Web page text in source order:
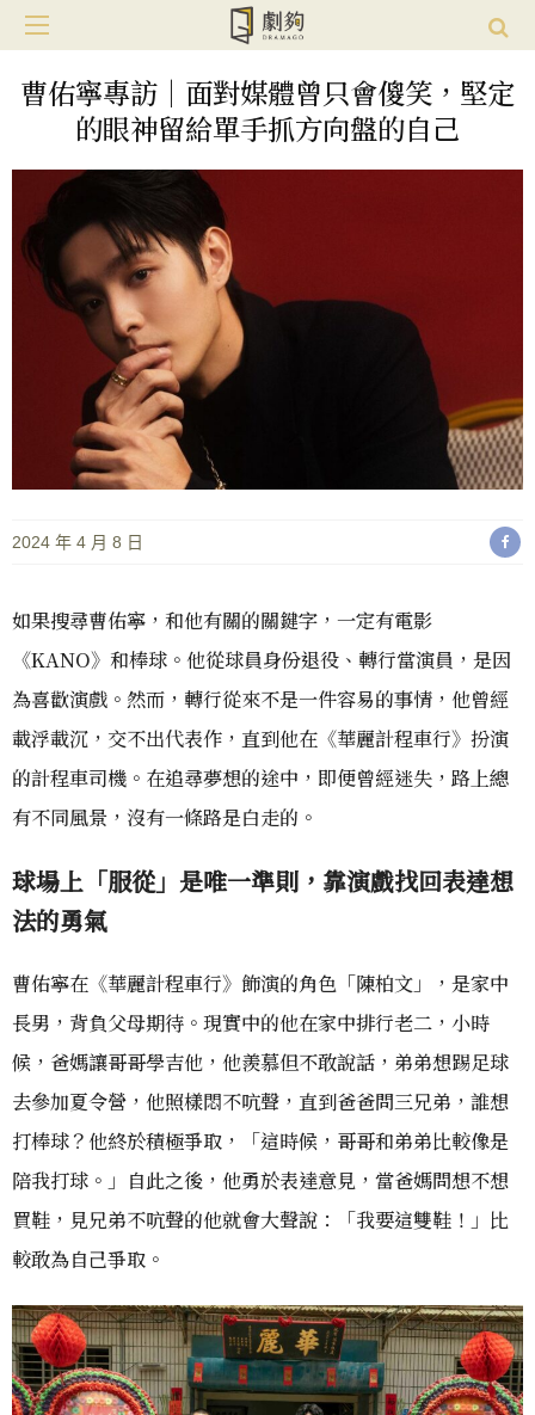
曹佑寧專訪｜面對媒體曾只會傻笑，堅定
的眼神留給單手抓方向盤的自己
2024 年 4 月 8 日
如果搜尋曹佑寧，和他有關的關鍵字，一定有電影
《KANO》和棒球。他從球員身份退役、轉行當演員，是因
為喜歡演戲。然而，轉行從來不是一件容易的事情，他曾經
載浮載沉，交不出代表作，直到他在《華麗計程車行》扮演
的計程車司機。在追尋夢想的途中，即便曾經迷失，路上總
有不同風景，沒有一條路是白走的。
球場上「服從」是唯一準則，靠演戲找回表達想
法的勇氣
曹佑寧在《華麗計程車行》飾演的角色「陳柏文」，是家中
長男，背負父母期待。現實中的他在家中排行老二，小時
候，爸媽讓哥哥學吉他，他羨慕但不敢說話，弟弟想踢足球
去參加夏令營，他照樣悶不吭聲，直到爸爸問三兄弟，誰想
打棒球？他終於積極爭取，「這時候，哥哥和弟弟比較像是
陪我打球。」自此之後，他勇於表達意見，當爸媽問想不想
買鞋，見兄弟不吭聲的他就會大聲說：「我要這雙鞋！」比
較敢為自己爭取。